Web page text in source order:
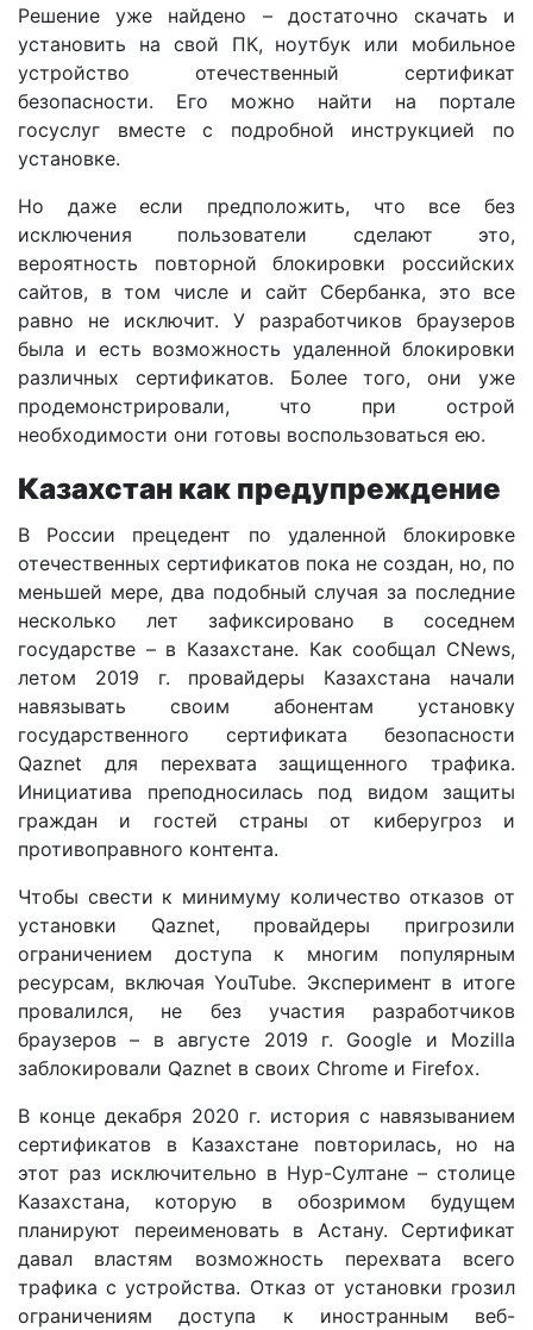
Решение уже найдено – достаточно скачать и
установить на свой ПК, ноутбук или мобильное
устройство отечественный сертификат
безопасности. Его можно найти на портале
госуслуг вместе с подробной инструкцией по
установке.
Но даже если предположить, что все без
исключения пользователи сделают это,
вероятность повторной блокировки российских
сайтов, в том числе и сайт Сбербанка, это все
равно не исключит. У разработчиков браузеров
была и есть возможность удаленной блокировки
различных сертификатов. Более того, они уже
продемонстрировали, что при острой
необходимости они готовы воспользоваться ею.
Казахстан как предупреждение
В России прецедент по удаленной блокировке
отечественных сертификатов пока не создан, но, по
меньшей мере, два подобный случая за последние
несколько лет зафиксировано в соседнем
государстве – в Казахстане. Как сообщал CNews,
летом 2019 г. провайдеры Казахстана начали
навязывать своим абонентам установку
государственного сертификата безопасности
Qaznet для перехвата защищенного трафика.
Инициатива преподносилась под видом защиты
граждан и гостей страны от киберугроз и
противоправного контента.
Чтобы свести к минимуму количество отказов от
установки Qaznet, провайдеры пригрозили
ограничением доступа к многим популярным
ресурсам, включая YouTube. Эксперимент в итоге
провалился, не без участия разработчиков
браузеров – в августе 2019 г. Google и Mozilla
заблокировали Qaznet в своих Chrome и Firefox.
В конце декабря 2020 г. история с навязыванием
сертификатов в Казахстане повторилась, но на
этот раз исключительно в Нур-Султане – столице
Казахстана, которую в обозримом будущем
планируют переименовать в Астану. Сертификат
давал властям возможность перехвата всего
трафика с устройства. Отказ от установки грозил
ограничениям доступа к иностранным веб-